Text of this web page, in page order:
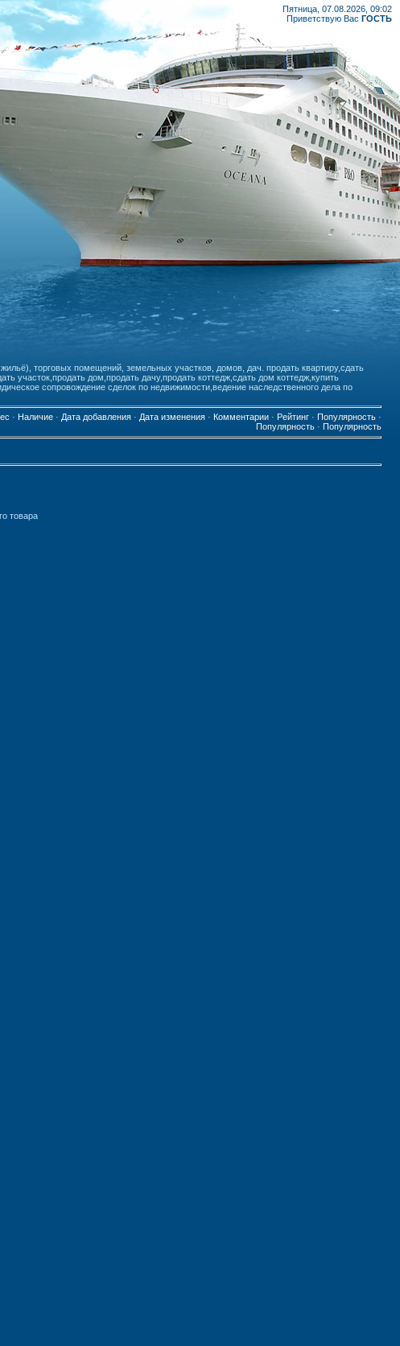
Пятница, 07.08.2026, 09:02
Приветствую Вас ГОСТЬ
торговых помещений, земельных участков, домов, дач. продать квартиру,сдать
участок,продать дом,продать дачу,продать коттедж,сдать дом коттедж,купить
сопровождение сделок по недвижимости,ведение наследственного дела по
· Наличие · Дата добавления · Дата изменения · Комментарии · Рейтинг · Популярность ·
Популярность · Популярность
товара